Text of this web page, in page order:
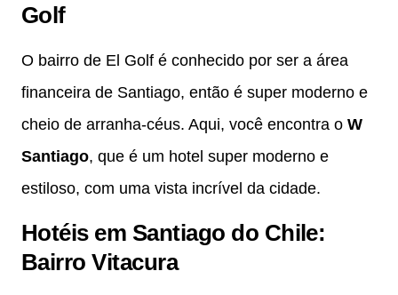
Golf
O bairro de El Golf é conhecido por ser a área
financeira de Santiago, então é super moderno e
cheio de arranha-céus. Aqui, você encontra o W
Santiago, que é um hotel super moderno e
estiloso, com uma vista incrível da cidade.
Hotéis em Santiago do Chile:
Bairro Vitacura